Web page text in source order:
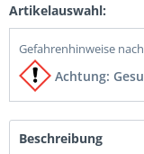
Artikelauswahl:
Gefahrenhinweise
Achtung:
Beschreibung